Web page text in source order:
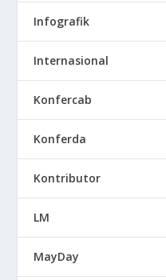
Infografik
Internasional
Konfercab
Konferda
Kontributor
LM
MayDay